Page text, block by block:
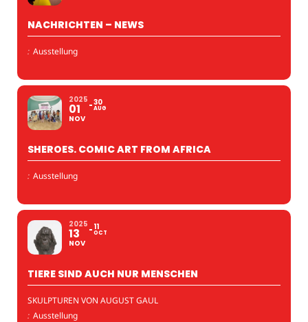
NACHRICHTEN – NEWS
: Ausstellung
2025
01
NOV
30
AUG
SHEROES. COMIC ART FROM AFRICA
: Ausstellung
2025
13
NOV
11
OCT
TIERE SIND AUCH NUR MENSCHEN
SKULPTUREN VON AUGUST GAUL
: Ausstellung